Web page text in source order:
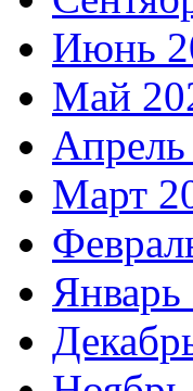
Июнь
Май
Апрель
Март
Январь